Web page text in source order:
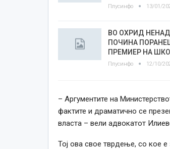
Плусинфо 13/01/
ВО ОХРИД
ПОЧИНА
ПРЕМИЕР НА
Плусинфо 12/10/
– Аргументите на
фактите и драматично се
власта – вели адвокатот
Тој ова свое тврдење, со кое